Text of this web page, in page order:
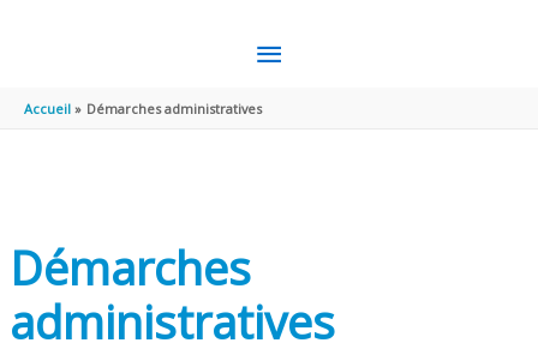
MENU
PRINCIPAL
Accueil Démarches administratives
Démarches
administratives